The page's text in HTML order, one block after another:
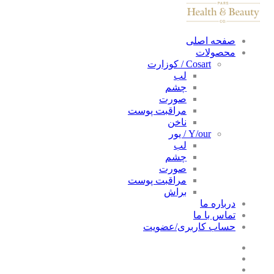
صفحه اصلی
محصولات
Cosart / کوزارت
لب
چشم
صورت
مراقبت پوست
ناخن
Y/our / یور
لب
چشم
صورت
مراقبت پوست
براش
درباره ما
تماس با ما
حساب کاربری/عضویت